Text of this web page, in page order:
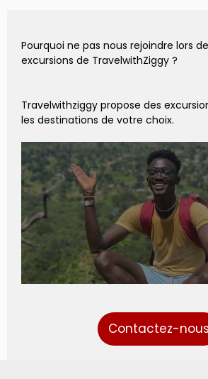
Pourquoi ne pas nous rejoindre lors
excursions de TravelwithZiggy ?
Travelwithziggy propose des
les destinations de votre choix.
Contactez-nous